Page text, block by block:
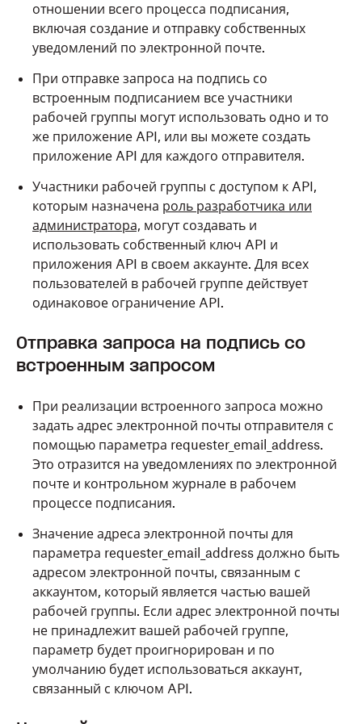
отношении всего процесса подписания,
включая создание и отправку собственных
уведомлений по электронной почте.
При отправке запроса на подпись со
встроенным подписанием все участники
рабочей группы могут использовать одно и то
же приложение API, или вы можете создать
приложение API для каждого отправителя.
Участники рабочей группы с доступом к API,
которым назначена роль разработчика или
администратора, могут создавать и
использовать собственный ключ API и
приложения API в своем аккаунте. Для всех
пользователей в рабочей группе действует
одинаковое ограничение API.
Отправка запроса на подпись со
встроенным запросом
При реализации встроенного запроса можно
задать адрес электронной почты отправителя с
помощью параметра requester_email_address.
Это отразится на уведомлениях по электронной
почте и контрольном журнале в рабочем
процессе подписания.
Значение адреса электронной почты для
параметра requester_email_address должно быть
адресом электронной почты, связанным с
аккаунтом, который является частью вашей
рабочей группы. Если адрес электронной почты
не принадлежит вашей рабочей группе,
параметр будет проигнорирован и по
умолчанию будет использоваться аккаунт,
связанный с ключом API.